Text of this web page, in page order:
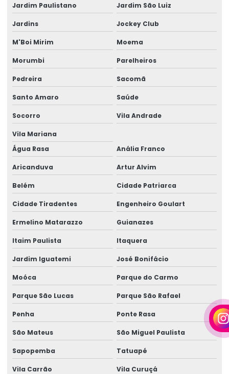
Cabo elétrico de 25 mm
Cabo elétrico 35mm
Cabo elétrico de 4 mm
Cabo elétrico para iluminação
Empresa de aluguel de gerador
Empresa de aluguel de gerador em camaçari
Empresa de gerador de energia em camaçari
Empresa de gerador para eventos
Empresa de gerador para eventos em camaçari
Empresa de geradores
Empresa de geradores em camaçari
Empresa de locação de geradores
Empresa de locação de geradores em camaçari
Fornecedor de gerador
Fornecedor de gerador de energia em camaçari
Fornecedores de geradores a diesel
Jardim Paulistano Jardim São Luiz
Jardins Jockey Club
M'Boi Mirim Moema
Morumbi Parelheiros
Pedreira Sacomã
Santo Amaro Saúde
Socorro Vila Andrade
Vila Mariana
Água Rasa
Anália Franco
Aricanduva Artur Alvim
Belém Cidade Patriarca
Cidade Tiradentes Engenheiro Goulart
Ermelino Matarazzo Guianazes
Itaim Paulista Itaquera
Jardim Iguatemi José Bonifácio
Moóca Parque do Carmo
Parque São Lucas Parque São Rafael
Penha Ponte Rasa
São Mateus São Miguel Paulista
Sapopemba Tatuapé
Vila Carrão Vila Curuçá